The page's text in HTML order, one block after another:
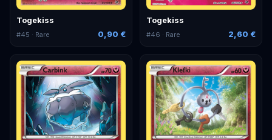
Togekiss
#45 · Rare 0,90 €
Togekiss
#46 · Rare 2,60 €